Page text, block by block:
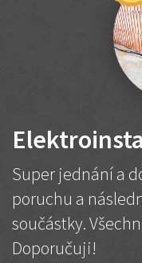
Super jednání a
poruchu a
součástky.
Doporučuji!